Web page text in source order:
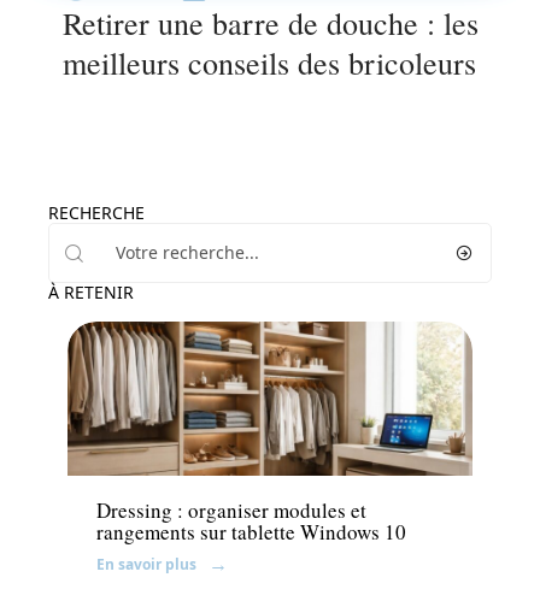
Retirer une barre de douche : les
meilleurs conseils des bricoleurs
RECHERCHE
À RETENIR
Décoration Interieure
Dressing : organiser modules et
rangements sur tablette Windows 10
En savoir plus